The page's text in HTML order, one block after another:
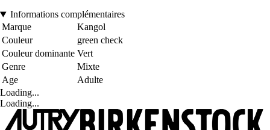
Informations complémentaires
Marque
Kangol
Couleur
green check
Couleur dominante Vert
Genre
Mixte
Age
Adulte
Loading...
Loading...